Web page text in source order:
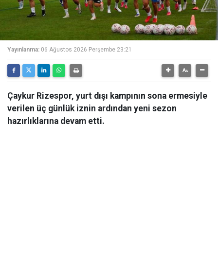
Yayınlanma: 06 Ağustos 2026 Perşembe 23:21
Çaykur Rizespor, yurt dışı kampının sona ermesiyle
verilen üç günlük iznin ardından yeni sezon
hazırlıklarına devam etti.